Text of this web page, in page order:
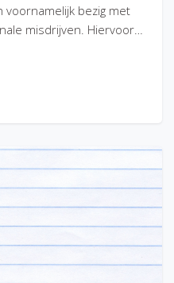
voornamelijk bezig met
misdrijven. Hiervoor…